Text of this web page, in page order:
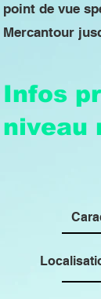
point de vue
Mercantour
Infos
niveau